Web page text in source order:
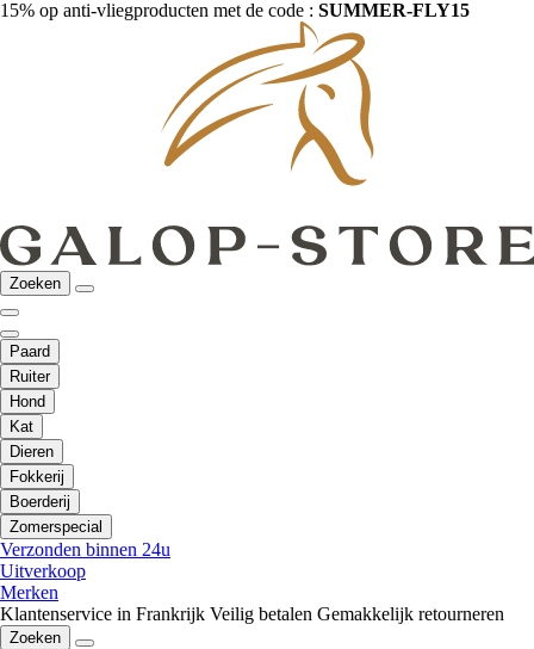
15% op anti-vliegproducten met de code : SUMMER-FLY15
Zoeken
Paard
Ruiter
Hond
Kat
Dieren
Fokkerij
Boerderij
Zomerspecial
Verzonden binnen 24u
Uitverkoop
Merken
Klantenservice in Frankrijk Veilig betalen Gemakkelijk retourneren
Zoeken